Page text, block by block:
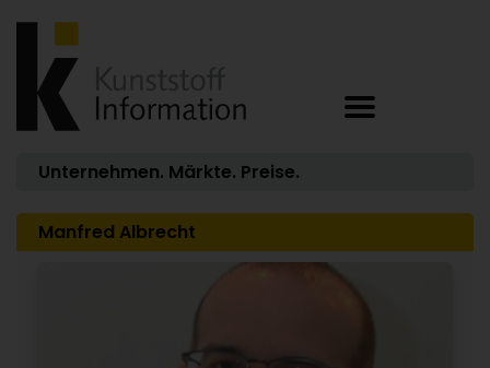
Unternehmen. Märkte. Preise.
Manfred Albrecht